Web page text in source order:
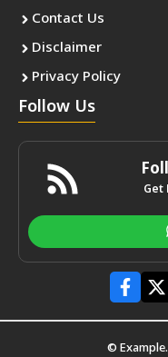
Contact Us
Disclaimer
Privacy Policy
Follow Us
Get
©